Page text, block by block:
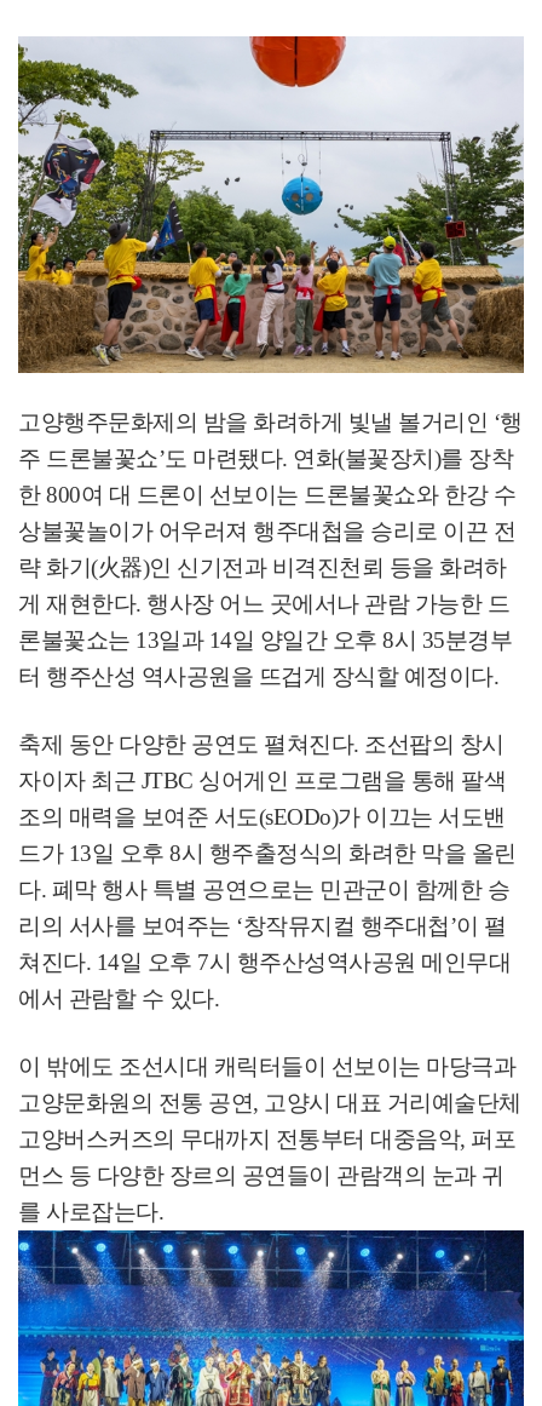
고양행주문화제의 밤을 화려하게 빛낼 볼거리인 ‘행
주 드론불꽃쇼’도 마련됐다. 연화(불꽃장치 )를 장착
한800여 대 드론이 선보이는 드론불꽃쇼와 한강 수
상불꽃놀이가 어우러져 행주대첩을 승리로 이끈 전
략 화기 (火器)인 신기전과 비격진천뢰 등을 화려하
게 재현한다. 행사장 어느 곳에서나 관람 가능한 드
론불꽃쇼는 13일과 14일 양일간 오후 8시 35분경부
터 행주산성 역사공원을 뜨겁게 장식할 예정이다.
축제 동안 다양한 공연도 펼쳐진다. 조선팝의 창시
자이자 최근 JTBC 싱어게인 프로그램을 통해 팔색
조의 매력을 보여준 서도(sEODo)가 이끄는 서도밴
드가 13일 오후 8시 행주출정식의 화려한 막을 올린
다. 폐막 행사 특별 공연으로는 민관군이 함께한 승
리의 서사를 보여주는 ‘창작뮤지컬 행주대첩’이 펼
쳐진다. 14일 오후 7시 행주산성역사공원 메인무대
에서 관람할 수 있다.
이 밖에도 조선시대 캐릭터들이 선보이는 마당극과
고양문화원의 전통 공연, 고양시 대표 거리예술단체
고양버스커즈의 무대까지 전통부터 대중음악, 퍼포
먼스 등 다양한 장르의 공연들이 관람객의 눈과 귀
를 사로잡는다.